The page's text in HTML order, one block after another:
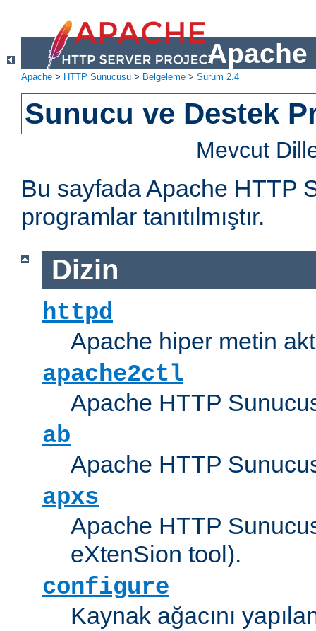
Apache
Apache > HTTP Sunucusu > Belgeleme > Sürüm 2.4
Sunucu ve Destek
Mevcut
Bu sayfada Apache HTTP
programlar tanıtılmıştır.
Dizin
httpd
Apache hiper metin
apache2ctl
Apache HTTP
ab
Apache HTTP
apxs
Apache HTTP
eXtenSion tool).
configure
Kaynak ağacını